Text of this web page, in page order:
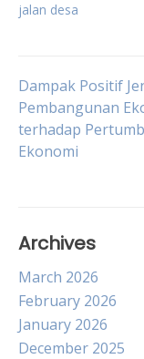
jalan desa
Post
Dampak Positif
Pembangunan
terhadap
Ekonomi
Archives
March 2026
February 2026
January 2026
December 2025